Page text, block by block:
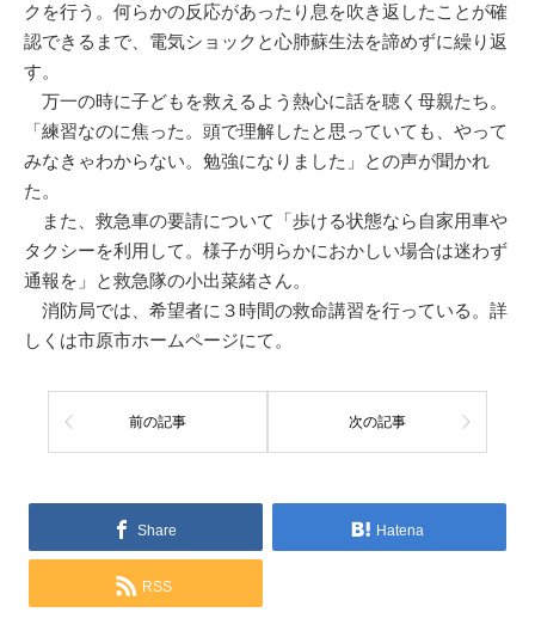
クを行う。何らかの反応があったり息を吹き返したことが確
認できるまで、電気ショックと心肺蘇生法を諦めずに繰り返
す。
万一の時に子どもを救えるよう熱心に話を聴く母親たち。
「練習なのに焦った。頭で理解したと思っていても、やって
みなきゃわからない。勉強になりました」との声が聞かれ
た。
また、救急車の要請について「歩ける状態なら自家用車や
タクシーを利用して。様子が明らかにおかしい場合は迷わず
通報を」と救急隊の小出菜緒さん。
消防局では、希望者に３時間の救命講習を行っている。詳
しくは市原市ホームページにて。
前の記事 次の記事
Share Hatena
RSS